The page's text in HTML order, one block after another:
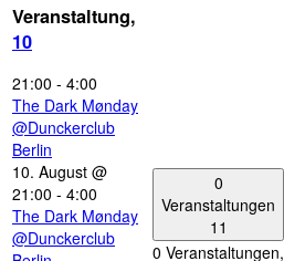
Veranstaltung,
10
21:00 - 4:00
The Dark Mønday
@Dunckerclub
Berlin
10. August @
21:00 - 4:00
The Dark Mønday
@Dunckerclub
0
Veranstaltungen
11
0 Veranstaltungen,